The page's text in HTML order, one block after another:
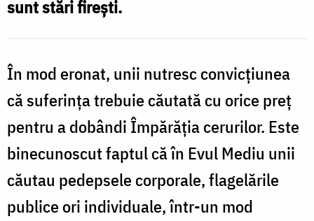
sunt stări firești.
În mod eronat, unii nutresc convicțiunea
că suferința trebuie căutată cu orice preț
pentru a dobândi Împărăția cerurilor. Este
binecunoscut faptul că în Evul Mediu unii
căutau pedepsele corporale, flagelările
publice ori individuale, într-un mod